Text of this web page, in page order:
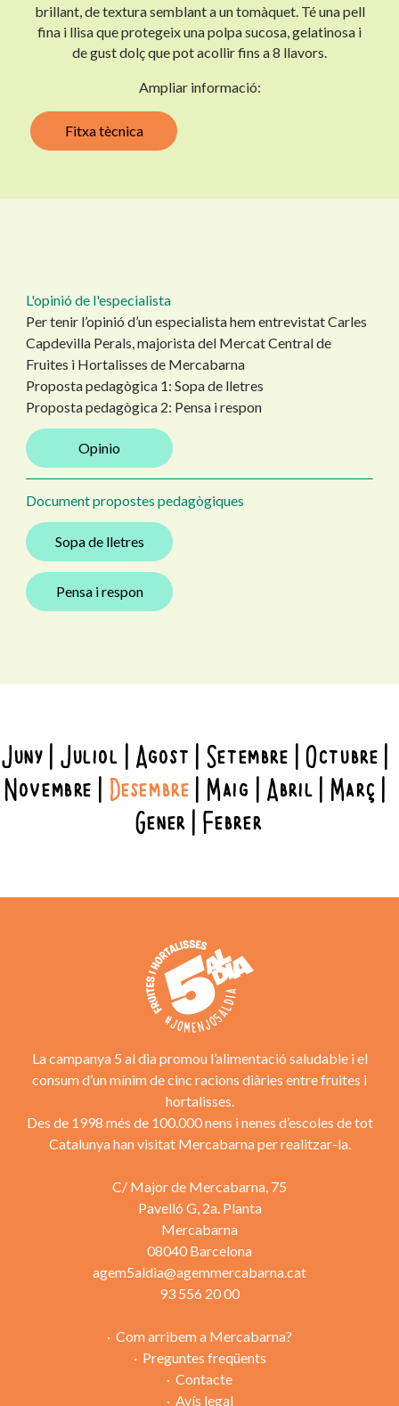
brillant, de textura semblant a un tomàquet. Té una pell
fina i llisa que protegeix una polpa sucosa, gelatinosa i
de gust dolç que pot acollir fins a 8 llavors.
Ampliar informació:
Fitxa tècnica
L'opinió de l'especialista
Per tenir l’opinió d’un especialista hem entrevistat Carles
Capdevilla Perals, majorista del Mercat Central de
Fruites i Hortalisses de Mercabarna
Proposta pedagògica 1: Sopa de lletres
Proposta pedagògica 2: Pensa i respon
Opinio
Document propostes pedagògiques
Sopa de lletres
Pensa i respon
Juny Juliol Agost Setembre Octubre
Novembre Desembre Maig Abril Març
Gener Febrer
La campanya 5 al dia promou l’alimentació saludable i el
consum d’un mínim de cinc racions diàries entre fruites i
hortalisses.
Des de 1998 més de 100.000 nens i nenes d’escoles de tot
Catalunya han visitat Mercabarna per realitzar-la.
C/ Major de Mercabarna, 75
Pavelló G, 2a. Planta
Mercabarna
08040 Barcelona
agem5aldia@agemmercabarna.cat
93 556 20 00
Com arribem a Mercabarna?
Preguntes freqüents
Contacte
Avís legal